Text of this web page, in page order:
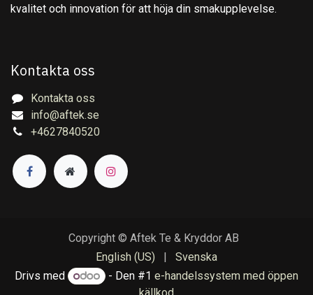
kvalitet och innovation för att höja din smakupplevelse.
Kontakta oss
Kontakta oss
info@aftek.se
+4627840520
Copyright © Aftek Te & Kryddor AB
English (US)
|
Svenska
Drivs med
- Den #1e-handelssystem med öppen